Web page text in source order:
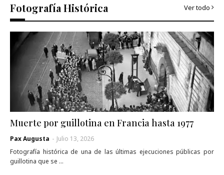
Fotografía Histórica Ver todo
Muerte por guillotina en Francia hasta 1977
Pax Augusta - Julio 13, 2026
Fotografía histórica de una de las últimas ejecuciones públicas por
guillotina que se …